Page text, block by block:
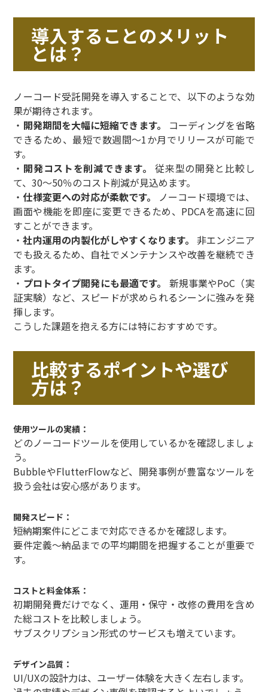
導入することのメリット
とは？
ノーコード受託開発を導入することで、以下のような効
果が期待されます。
・ 開発期間を大幅に短縮できます。
コーディングを省略
できるため、最短で数週間〜1か月でリリースが可能で
す。
・ 開発コストを削減できます。
従来型の開発と比較し
て、30〜50％のコスト削減が見込めます。
・仕様変更への対応が柔軟です。
ノーコード環境では、
画面や機能を即座に変更できるため、PDCAを高速に回
すことができます。
・社内運用の内製化がしやすくなります。 非エンジニア
でも扱えるため、自社でメンテナンスや改善を継続でき
ます。
・ プロトタイプ開発にも最適です。
新規事業やPoC（実
証実験）など、スピードが求められるシーンに強みを発
揮します。
こうした課題を抱える方には特におすすめです。
比較するポイントや選び
方は？
使用ツールの実績：
どのノーコードツールを使用しているかを確認しましょ
う。
BubbleやFlutterFlowなど、開発事例が豊富なツールを
扱う会社は安心感があります。
開発スピード：
短納期案件にどこまで対応できるかを確認します。
要件定義〜納品までの平均期間を把握することが重要で
す。
コストと料金体系：
初期開発費だけでなく、運用・保守・改修の費用を含め
た総コストを比較しましょう。
サブスクリプション形式のサービスも増えています。
デザイン品質：
UI/UXの設計力は、ユーザー体験を大きく左右します。